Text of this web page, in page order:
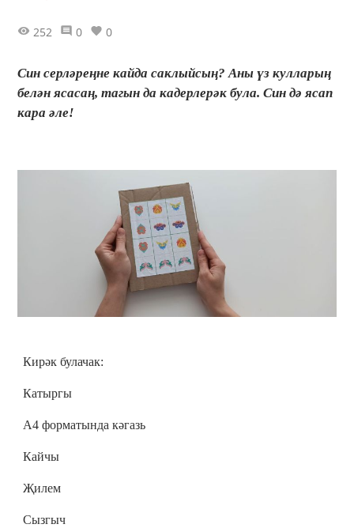
252 0 0
Син серләреңне кайда саклыйсың? Аны үз кулларың
белән ясасаң, тагын да кадерлерәк була. Син дә ясап
кара әле!
Кирәк булачак:
Катыргы
А4 форматында кәгазь
Кайчы
Җилем
Сызгыч